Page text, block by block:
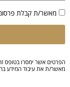
מאשר/ת קבלת
הפרטים אשר ימסרו בטופס
מאשר/ת את עיבוד המידע